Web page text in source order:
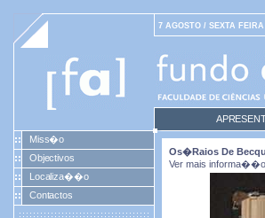
7 AGOSTO / SEXTA
Miss�o
Objectivos
Localiza��o
Contactos
Os�raios De
Ver mais informa��o